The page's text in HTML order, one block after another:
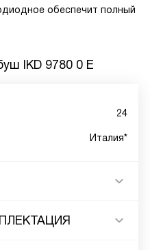
обеспечит полный
IKD 9780 0 E
24
Италия*